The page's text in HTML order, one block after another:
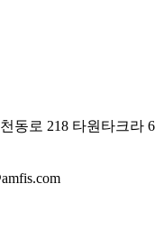
동로 218 타원타크라 6